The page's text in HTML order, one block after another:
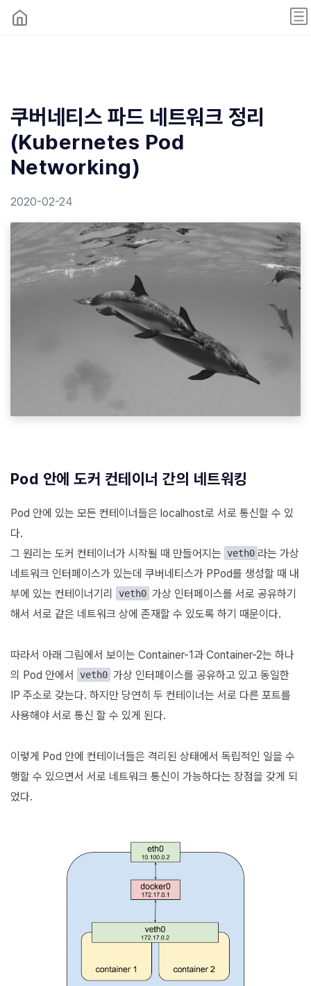
쿠버네티스 파드 네트워크 정리
(Kubernetes Pod
Networking)
2020-02-24
Pod 안에 도커 컨테이너 간의 네트워킹
Pod 안에 있는 모든 컨테이너들은 localhost로 서로 통신할 수 있
다.
그 원리는 도커 컨테이너가 시작될 때 만들어지는 veth0 라는 가상
네트워크 인터페이스가 있는데 쿠버네티스가 PPod를 생성할 때 내
부에 있는 컨테이너기리
veth0 가상 인터페이스를 서로 공유하기
해서 서로 같은 네트워크 상에 존재할 수 있도록 하기 때문이다.
따라서 아래 그림에서 보이는 Container-1과 Container-2는 하나
의 Pod 안에서
veth0 가상 인터페이스를 공유하고 있고 동일한
IP 주소로 갖는다. 하지만 당연히 두 컨테이너는 서로 다른 포트를
사용해야 서로 통신 할 수 있게 된다.
이렇게 Pod 안에 컨테이너들은 격리된 상태에서 독립적인 일을 수
행할 수 있으면서 서로 네트워크 통신이 가능하다는 장점을 갖게 되
었다.